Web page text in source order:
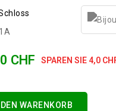
CHF SPAREN SIE 4,0
DEN WARENKORB